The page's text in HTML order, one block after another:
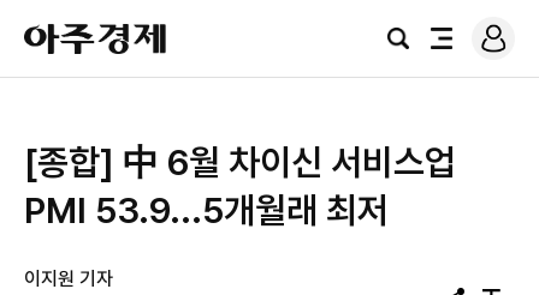
아
주
경
검
전
로
그
[종합] 中 6월 차이신 서비스업
PMI 53.9...5개월래 최저
이지원 기자